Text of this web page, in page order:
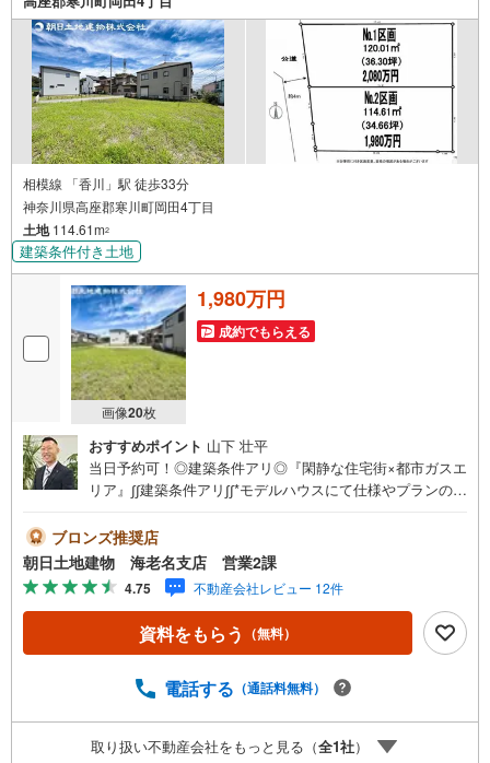
相模線 「香川」駅 徒歩33分
神奈川県高座郡寒川町岡田4丁目
土地114.61m2
建築条件付き土地
画像20枚
1,980万円
成約でもらえる
おすすめポイント 山下 壮平
当日予約可！◎建築条件アリ◎『閑静な住宅街×都市ガスエ
リア』∫∫建築条件アリ∫∫*モデルハウスにて仕様やプランのお
路は車通りも少なく、生活環境良好な現地です*∫∫都市ガス
エリア∫∫*日々のランニングコストを抑えられる、人気の都
市ガスエリアです*【*地域密着を合言葉に1985年創業*】私
共、朝日土地建物グループは東京都・神奈川県・埼玉県で1
3店舗展開しております！ご相談は朝日土地建物（株）海老
名支店営業2課まで！
ブロンズ推奨店
朝日土地建物 海老名支店 営業2課
4.75 不動産会社レビュー 12件
資料をもらう （無料）
電話する （通話料無料）
取り扱い不動産会社をもっと見る（全1社）